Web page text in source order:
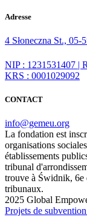
Adresse
4 Słoneczna St., 05-
NIP : 1231531407 |
KRS : 0001029092
CONTACT
info@gemeu.org
La fondation est
organisations
établissements
tribunal
trouve à Świdnik, 6e
tribunaux.
2025 Global
Projets de subvention